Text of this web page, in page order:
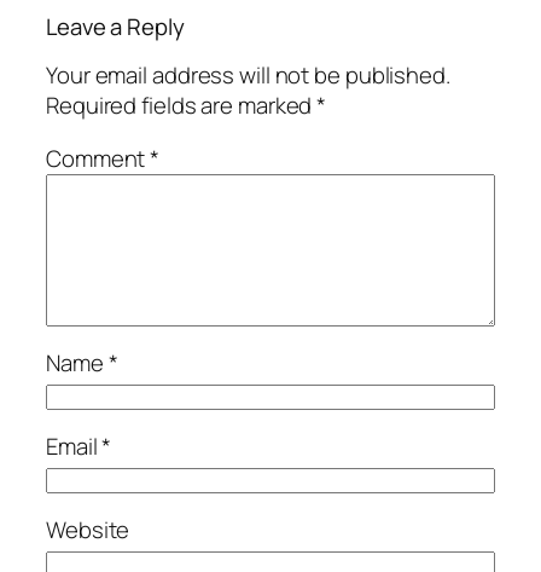
Leave a Reply
Your email address will not be published.
Required fields are marked*
Comment*
Name*
Email*
Website